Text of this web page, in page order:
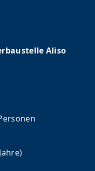
Aliso